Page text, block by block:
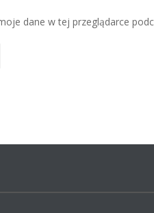
dane w tej przeglądarce